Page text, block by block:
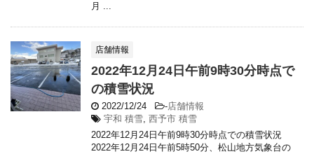
月 ...
店舗情報
2022年12月24日午前9時30分時点で
の積雪状況
2022/12/24 -店舗情報
宇和 積雪, 西予市 積雪
2022年12月24日午前9時30分時点での積雪状況
2022年12月24日午前5時50分、松山地方気象台の